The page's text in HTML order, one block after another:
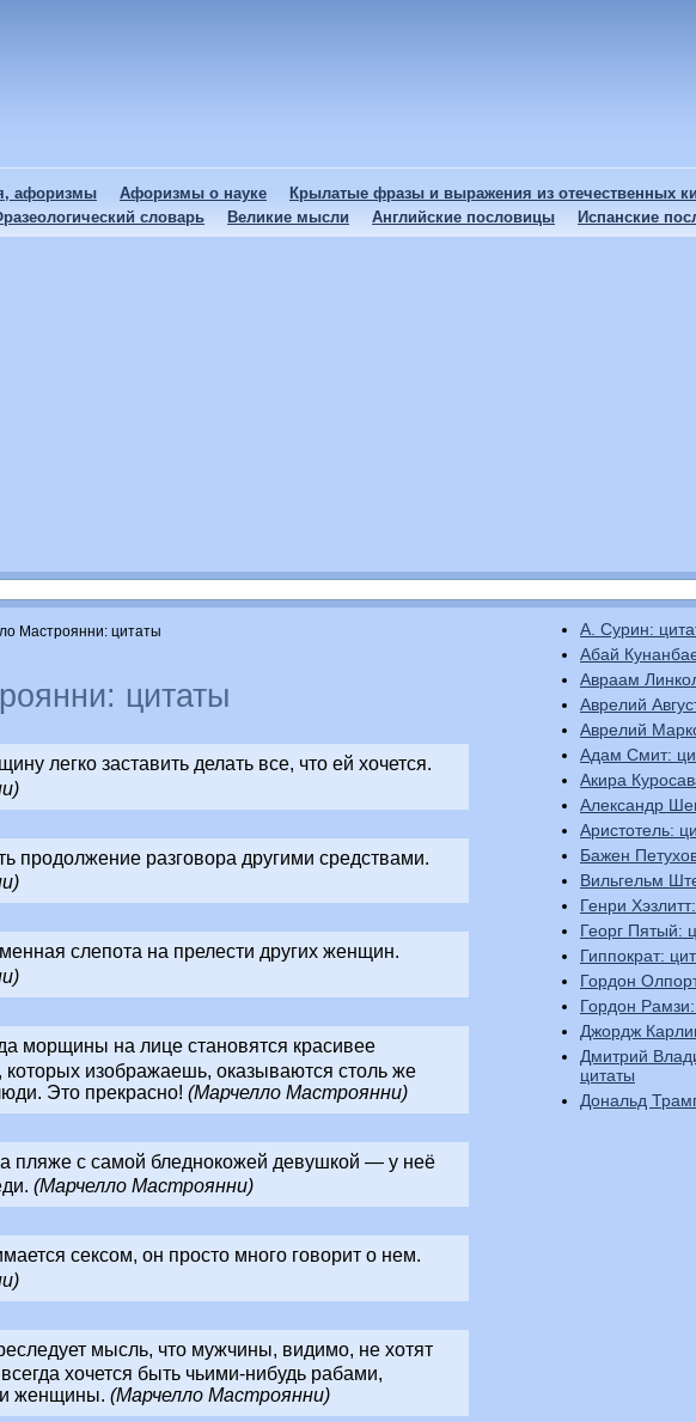
афоризмы Афоризмы о науке Крылатые фразы и выражения из отечественных
словарь
Великие мысли Английские пословицы Испанские
Мастроянни: цитаты
цитаты
легко заставить делать все, что ей хочется.
продолжение разговора другими средствами.
слепота на прелести других женщин.
морщины на лице становятся красивее
которых изображаешь, оказываются столь же
Это прекрасно! (Марчелло Мастроянни)
пляже с самой бледнокожей девушкой — у неё
(Марчелло Мастроянни)
сексом, он просто много говорит о нем.
мысль, что мужчины, видимо, не хотят
хочется быть чьими-нибудь рабами,
женщины. (Марчелло Мастроянни)
А. Сурин:
Абай
Авраам
Аврелий
Аврелий
Адам Смит:
Акира
Александр
Аристотель:
Бажен
Вильгельм
Генри
Георг Пятый:
Гиппократ:
Гордон
Гордон
Джордж
Дмитрий
цитаты
Дональд